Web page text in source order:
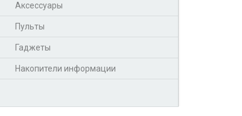
Аксессуары
Пульты
Гаджеты
Накопители информации